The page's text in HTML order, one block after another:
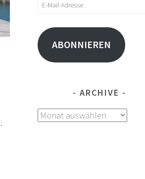
E-
Adresse
ABONNIEREN
ARCHIVE
Archive